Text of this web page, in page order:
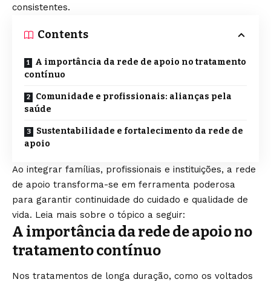
consistentes.
Contents
A importância da rede de apoio no tratamento
contínuo
Comunidade e profissionais: alianças pela
saúde
Sustentabilidade e fortalecimento da rede de
apoio
Ao integrar famílias, profissionais e instituições, a rede
de apoio transforma-se em ferramenta poderosa
para garantir continuidade do cuidado e qualidade de
vida. Leia mais sobre o tópico a seguir:
A importância da rede de apoio no
tratamento contínuo
Nos tratamentos de longa duração, como os voltados